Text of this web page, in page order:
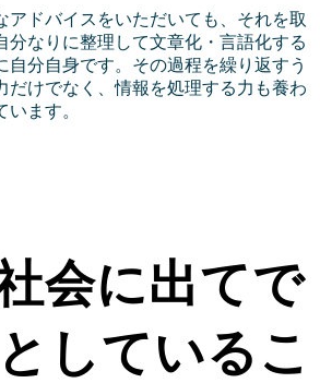
アドバイスをいただいても、それを取
分なりに整理して文章化・言語化する
自分自身です。その過程を繰り返すう
だけでなく、情報を処理する力も養わ
ます。
会に出てで
しているこ